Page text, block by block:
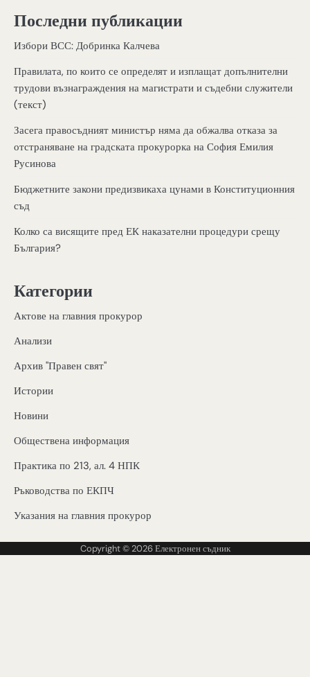
Последни публикации
Избори ВСС: Добринка Калчева
Правилата, по които се определят и изплащат допълнителни
трудови възнаграждения на магистрати и съдебни служители
(текст)
Засега правосъдният министър няма да обжалва отказа за
отстраняване на градската прокурорка на София Емилия
Русинова
Бюджетните закони предизвикаха цунами в Конституционния
съд
Колко са висящите пред ЕК наказателни процедури срещу
България?
Категории
Актове на главния прокурор
Анализи
Архив "Правен свят"
Истории
Новини
Обществена информация
Практика по 213, ал. 4 НПК
Ръководства по ЕКПЧ
Указания на главния прокурор
Copyright © 2026Електронен съдник